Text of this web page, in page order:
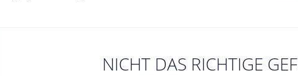
NICHT DAS RICHTIGE